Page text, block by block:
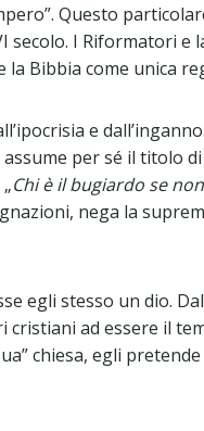
Questo
secolo. I Riformatori e
Bibbia come unica
e
per sé il titolo di
Chi è il bugiardo se
nega la
egli stesso un dio.
cristiani ad essere il
chiesa, egli